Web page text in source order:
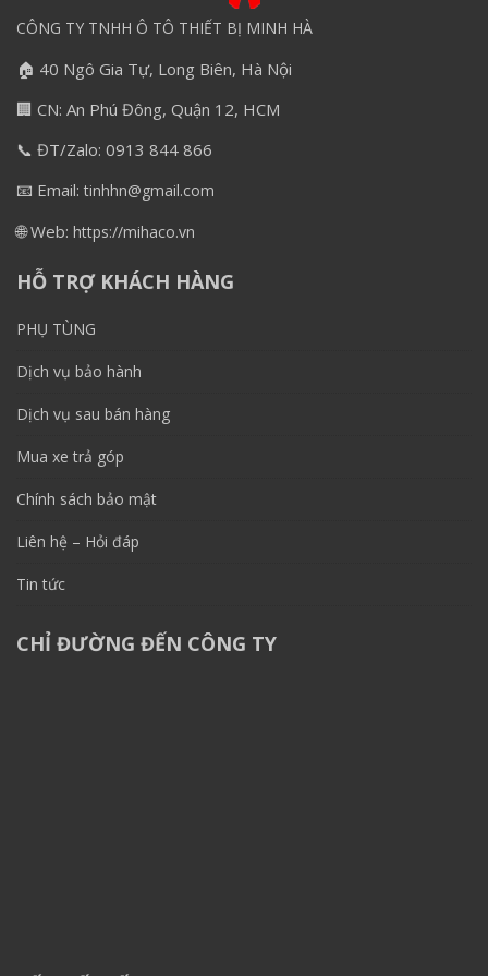
CÔNG TY TNHH Ô TÔ THIẾT BỊ MINH HÀ
🏠 40 Ngô Gia Tự, Long Biên, Hà Nội
🏢 CN: An Phú Đông, Quận 12, HCM
📞 ĐT/Zalo: 0913 844 866
📧 Email: tinhhn@gmail.com
🌐 Web: https://mihaco.vn
HỖ TRỢ KHÁCH HÀNG
PHỤ TÙNG
Dịch vụ bảo hành
Dịch vụ sau bán hàng
Mua xe trả góp
Chính sách bảo mật
Liên hệ – Hỏi đáp
Tin tức
CHỈ ĐƯỜNG ĐẾN CÔNG TY